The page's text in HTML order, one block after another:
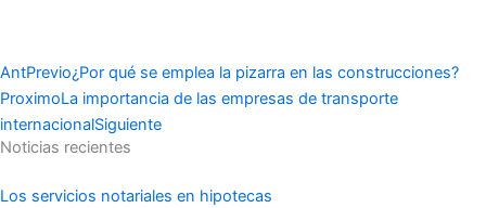
AntPrevio¿Por qué se emplea la pizarra en las construcciones?
ProximoLa importancia de las empresas de transporte
internacionalSiguiente
Noticias recientes
Los servicios notariales en hipotecas